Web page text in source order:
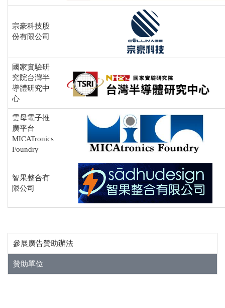
宗豪科技股
份有限公司
國家實驗研
究院台灣半
導體研究中
心
雲母電子推
廣平台
MICATronics
Foundry
智果整合有
限公司
參展廣告贊助辦法
贊助單位